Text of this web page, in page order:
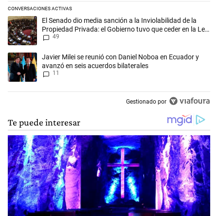
CONVERSACIONES ACTIVAS
Este listado muestra los artículos con más comentarios en los
Un artículo de tendencia con el título "El Senado dio media sanción a
El Senado dio media sanción a la Inviolabilidad de la
Propiedad Privada: el Gobierno tuvo que ceder en la Ley
del Manejo del Fuego
49
Un artículo de tendencia con el título "Javier Milei se reunió con
Javier Milei se reunió con Daniel Noboa en Ecuador y
avanzó en seis acuerdos bilaterales
11
Gestionado por